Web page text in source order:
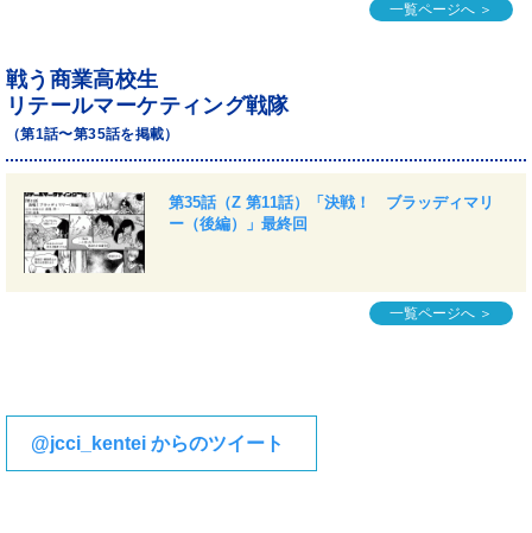
一覧ページへ ＞
戦う商業高校生
リテールマーケティング戦隊
（第1話〜第35話を掲載）
第35話（Z 第11話）「決戦！ ブラッディマリ
ー（後編）」最終回
一覧ページへ ＞
@jcci_kentei からのツイート